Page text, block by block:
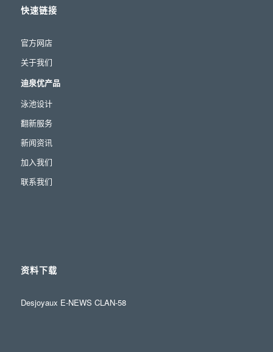
快速链接
官方网店
关于我们
迪泉优产品
泳池设计
翻新服务
新闻资讯
加入我们
联系我们
资料下载
Desjoyaux E-NEWS CLAN-58